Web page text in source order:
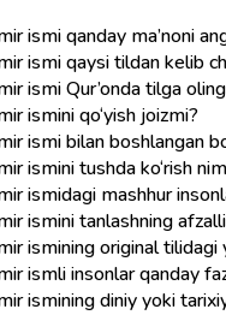
ismi qanday ma’noni
ismi qaysi tildan kelib
ismi Qur’onda tilga
ismini qo‘yish joizmi?
ismi bilan boshlangan
ismini tushda ko‘rish
ismidagi mashhur
ismini tanlashning
ismining original tilidagi
ismli insonlar qanday
ismining diniy yoki